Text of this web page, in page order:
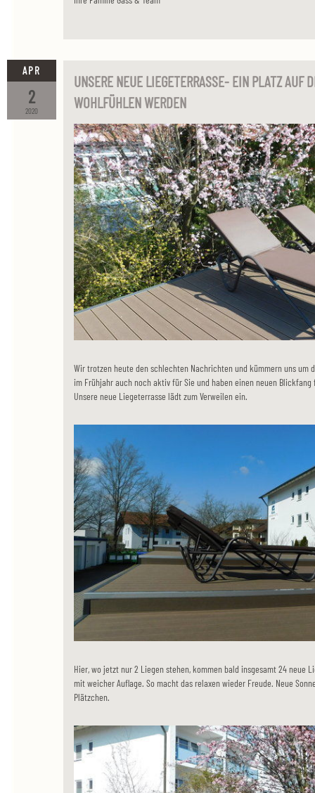
2020
2
APR
UNSERE NEUE LIEGETERRASSE- EIN PLATZ AUF
WOHLFÜHLEN WERDEN
Wir trotzen heute den schlechten Nachrichten und kümmern uns um
im Frühjahr auch noch aktiv für Sie und haben einen neuen
Unsere neue Liegeterrasse lädt zum Verweilen ein.
Hier, wo jetzt nur 2 Liegen stehen, kommen bald insgesamt 24 neue
mit weicher Auflage. So macht das relaxen wieder Freude. Neue
Plätzchen.